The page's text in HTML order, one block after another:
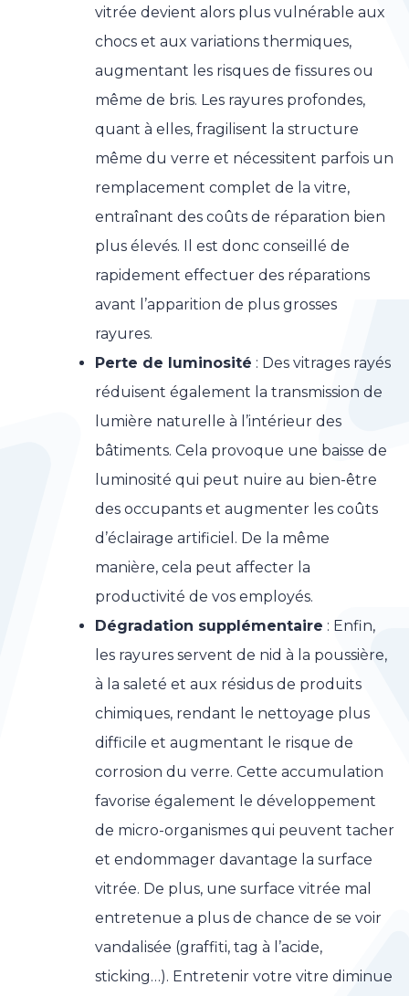
vitrée devient alors plus vulnérable aux
chocs et aux variations thermiques,
augmentant les risques de fissures ou
même de bris. Les rayures profondes,
quant à elles, fragilisent la structure
même du verre et nécessitent parfois un
remplacement complet de la vitre,
entraînant des coûts de réparation bien
plus élevés. Il est donc conseillé de
rapidement effectuer des réparations
avant l’apparition de plus grosses
rayures.
Perte de luminosité : Des vitrages rayés
réduisent également la transmission de
lumière naturelle à l’intérieur des
bâtiments. Cela provoque une baisse de
luminosité qui peut nuire au bien-être
des occupants et augmenter les coûts
d’éclairage artificiel. De la même
manière, cela peut affecter la
productivité de vos employés.
Dégradation supplémentaire : Enfin,
les rayures servent de nid à la poussière,
à la saleté et aux résidus de produits
chimiques, rendant le nettoyage plus
difficile et augmentant le risque de
corrosion du verre. Cette accumulation
favorise également le développement
de micro-organismes qui peuvent tacher
et endommager davantage la surface
vitrée. De plus, une surface vitrée mal
entretenue a plus de chance de se voir
vandalisée (graffiti, tag à l’acide,
sticking…). Entretenir votre vitre diminue